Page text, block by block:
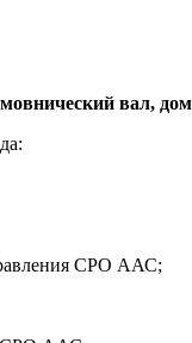
вал,
СРО ААС;